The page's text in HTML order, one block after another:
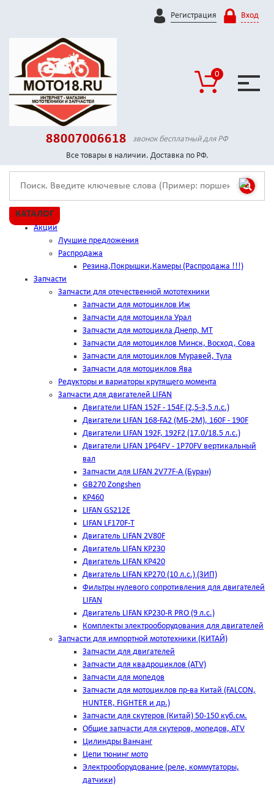
Регистрация Вход
0
88007006618
звонок бесплатный для РФ
Все товары в наличии. Доставка по РФ.
КАТАЛОГ
Акции
Лучшие предложения
Распродажа
Резина,Покрышки,Камеры (Распродажа !!!)
Запчасти
Запчасти для отечественной мототехники
Запчасти для мотоциклов Иж
Запчасти для мотоцикла Урал
Запчасти для мотоцикла Днепр, МТ
Запчасти для мотоциклов Минск, Восход, Сова
Запчасти для мотоциклов Муравей, Тула
Запчасти для мотоциклов Ява
Редукторы и вариаторы крутящего момента
Запчасти для двигателей LIFAN
Двигатели LIFAN 152F - 154F (2,5-3,5 л.с.)
Двигатели LIFAN 168-FA2 (МБ-2М), 160F - 190F
Двигатели LIFAN 192F, 192F2 (17.0/18.5 л.с.)
Двигатели LIFAN 1Р64FV - 1Р70FV вертикальный
вал
Запчасти для LIFAN 2V77F-A (Буран)
GB270 Zongshen
KP460
LIFAN GS212E
LIFAN LF170F-T
Двигатель LIFAN 2V80F
Двигатель LIFAN KP230
Двигатель LIFAN KP420
Двигатель LIFAN KP270 (10 л.с.) (ЗИП)
Фильтры нулевого сопротивления для двигателей
LIFAN
Двигатель LIFAN KP230-R PRO (9 л.с.)
Комплекты электрооборудования для двигателей
Запчасти для импортной мототехники (КИТАЙ)
Запчасти для двигателей
Запчасти для квадроциклов (ATV)
Запчасти для мопедов
Запчасти для мотоциклов пр-ва Китай (FALCON,
HUNTER, FIGHTER и др.)
Запчасти для скутеров (Китай) 50-150 куб.см.
Общие запчасти для скутеров, мопедов, ATV
Цилиндры Ванчанг
Цепи тюнинг мото
Электрооборудование (реле, коммутаторы,
датчики)